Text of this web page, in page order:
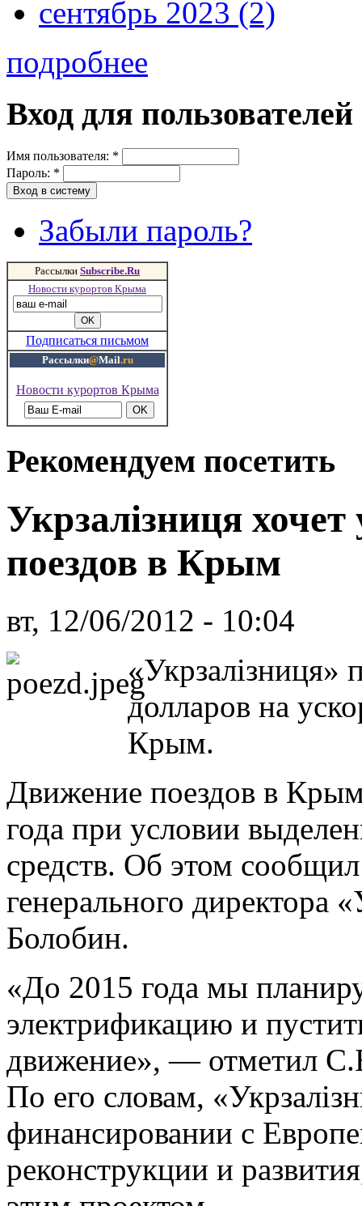
сентябрь 2023 (2)
подробнее
Вход для пользователей
Имя пользователя: *
Пароль: *
Забыли пароль?
Рассылки Subscribe.Ru
Новости курортов Крыма
Подписаться письмом
Рассылки@Mail.ru
Новости курортов Крыма
Рекомендуем посетить
Укрзалізниця
поездов в Крым
вт, 12/06/2012 - 10:04
долларов на
Крым.
Движение поездов в
года при условии
средств. Об этом
генерального директора
Болобин.
«До 2015 года мы
электрификацию и
движение», — отметил
По его словам,
финансировании с
реконструкции и